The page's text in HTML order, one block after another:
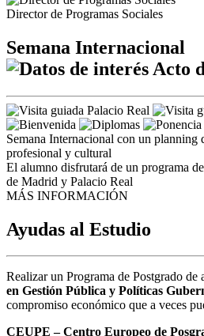
Director de Programas Sociales
Semana Internacional
Acto
Semana Internacional con un planning
profesional y cultural
El alumno disfrutará de un programa
de Madrid y Palacio Real
MÁS INFORMACIÓN
Ayudas al Estudio
Realizar un Programa de Postgrado de
en Gestión Pública y Políticas
compromiso económico que a veces
CEUPE – Centro Europeo de